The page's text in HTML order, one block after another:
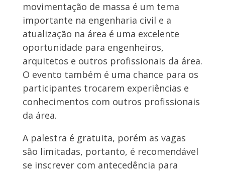
movimentação de massa é um tema
importante na engenharia civil e a
atualização na área é uma excelente
oportunidade para engenheiros,
arquitetos e outros profissionais da área.
O evento também é uma chance para os
participantes trocarem experiências e
conhecimentos com outros profissionais
da área.
A palestra é gratuita, porém as vagas
são limitadas, portanto, é recomendável
se inscrever com antecedência para